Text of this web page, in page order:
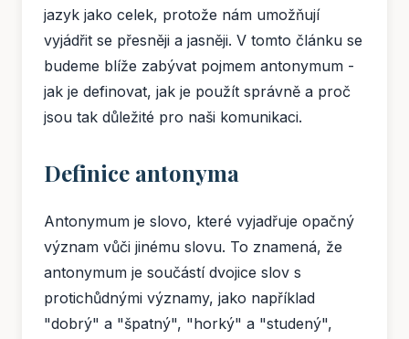
jazyk jako celek, protože nám umožňují
vyjádřit se přesněji a jasněji. V tomto článku se
budeme blíže zabývat pojmem antonymum -
jak je definovat, jak je použít správně a proč
jsou tak důležité pro naši komunikaci.
Definice antonyma
Antonymum je slovo, které vyjadřuje opačný
význam vůči jinému slovu. To znamená, že
antonymum je součástí dvojice slov s
protichůdnými významy, jako například
"dobrý" a "špatný", "horký" a "studený",